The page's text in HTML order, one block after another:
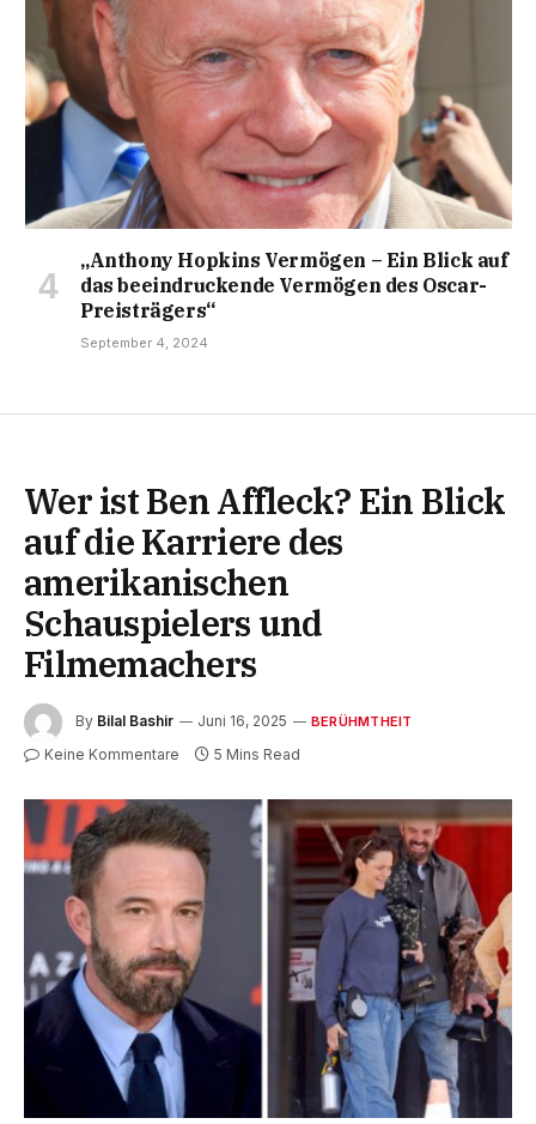
„Anthony Hopkins Vermögen – Ein Blick auf
das beeindruckende Vermögen des Oscar-
Preisträgers“
September 4, 2024
Wer ist Ben Affleck? Ein Blick
auf die Karriere des
amerikanischen
Schauspielers und
Filmemachers
By Bilal Bashir Juni 16, 2025 BERÜHMTHEIT
Keine Kommentare 5 Mins Read